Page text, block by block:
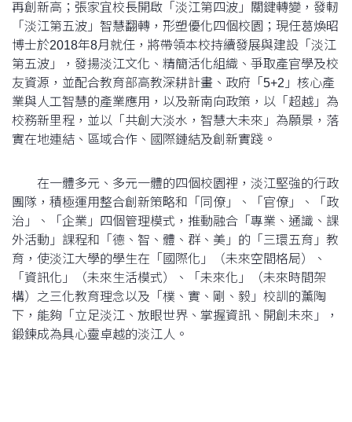
再創新高；張家宜校長開啟「淡江第四波」關鍵轉變，發軔
「淡江第五波」智慧翻轉，形塑優化四個校園；現任葛煥昭
博士於2018年8月就任，將帶領本校持續發展與建設「淡江
第五波」，發揚淡江文化、精簡活化組織、爭取產官學及校
友資源，並配合教育部高教深耕計畫、政府「5+2」核心產
業與人工智慧的產業應用，以及新南向政策，以「超越」為
校務新里程，並以「共創大淡水，智慧大未來」為願景，落
實在地連結、區域合作、國際鏈結及創新實踐。
在一體多元、多元一體的四個校園裡，淡江堅強的行政
團隊，積極運用整合創新策略和「同僚」、「官僚」、「政
治」、「企業」四個管理模式，推動融合「專業、通識、課
外活動」課程和「德、智、體、群、美」的「三環五育」教
育，使淡江大學的學生在「國際化」（未來空間格局）、
「資訊化」（未來生活模式）、「未來化」（未來時間架
構）之三化教育理念以及「樸、實、剛、毅」校訓的薰陶
下，能夠「立足淡江、放眼世界、掌握資訊、開創未來」，
鍛鍊成為具心靈卓越的淡江人。